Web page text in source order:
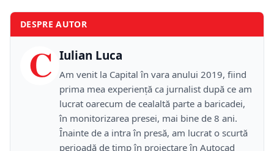
DESPRE AUTOR
C Iulian Luca
Am venit la Capital în vara anului 2019, fiind
prima mea experiență ca jurnalist după ce am
lucrat oarecum de cealaltă parte a baricadei,
în monitorizarea presei, mai bine de 8 ani.
Înainte de a intra în presă, am lucrat o scurtă
perioadă de timp în proiectare în Autocad